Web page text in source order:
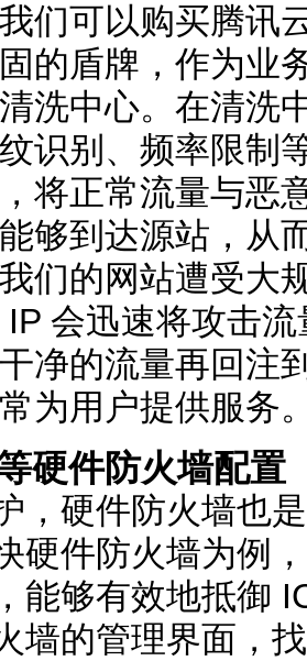
们可以购买腾讯
的盾牌，作为业
洗中心。在清洗
识别、频率限制
将正常流量与恶
够到达源站，从
们的网站遭受大
会迅速将攻击
净的流量再回注
为用户提供服务
硬件防火墙配置
，硬件防火墙也
硬件防火墙为例
能够有效地抵御
墙的管理界面，